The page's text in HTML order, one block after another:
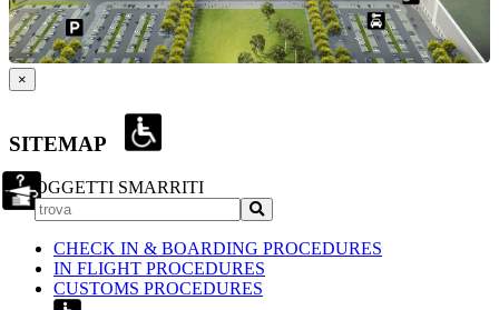
×
SITEMAP
OGGETTI SMARRITI
CHECK IN & BOARDING PROCEDURES
IN FLIGHT PROCEDURES
CUSTOMS PROCEDURES